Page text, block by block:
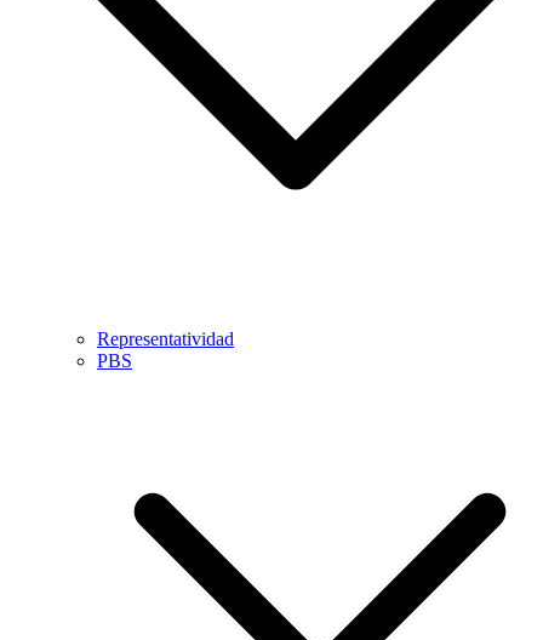
Representatividad
PBS